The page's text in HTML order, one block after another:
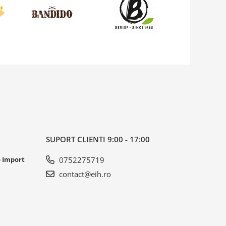
Import
SUPORT CLIENTI 9:00 - 17:00
0752275719
contact@eih.ro